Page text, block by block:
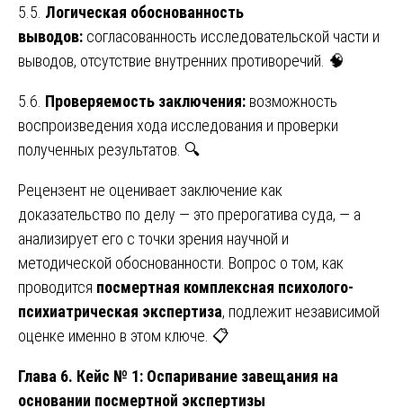
5.5. Логическая обоснованность
выводов: согласованность исследовательской части и
выводов, отсутствие внутренних противоречий. 🧠
5.6. Проверяемость заключения: возможность
воспроизведения хода исследования и проверки
полученных результатов. 🔍
Рецензент не оценивает заключение как
доказательство по делу — это прерогатива суда, — а
анализирует его с точки зрения научной и
методической обоснованности. Вопрос о том, как
проводится посмертная комплексная психолого-
психиатрическая экспертиза, подлежит независимой
оценке именно в этом ключе. 📋
Глава 6. Кейс № 1: Оспаривание завещания на
основании посмертной экспертизы